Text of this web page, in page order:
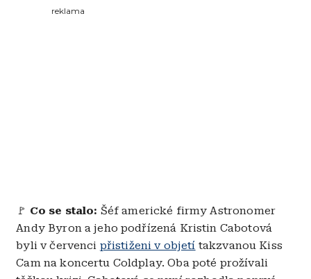
reklama
🚩 Co se stalo: Šéf americké firmy Astronomer
Andy Byron a jeho podřízená Kristin Cabotová
byli v červenci přistiženi v objetí takzvanou Kiss
Cam na koncertu Coldplay. Oba poté prožívali